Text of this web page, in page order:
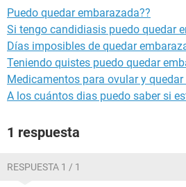
Puedo quedar embarazada??
Si tengo candidiasis puedo quedar
Días imposibles de quedar
Teniendo quistes puedo quedar
Medicamentos para ovular y
A los cuántos dias puedo saber si
1 respuesta
RESPUESTA 1 / 1